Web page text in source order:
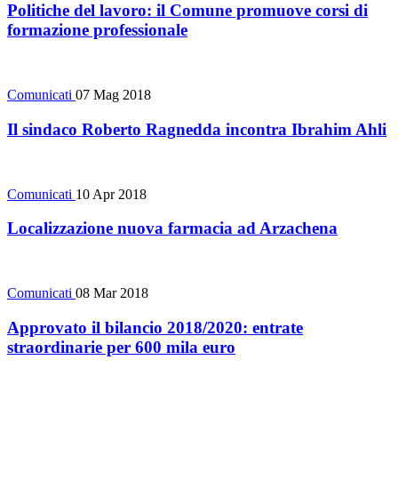
Politiche del lavoro: il Comune promuove corsi di
formazione professionale
Comunicati 07 Mag 2018
Il sindaco Roberto Ragnedda incontra Ibrahim Ahli
Comunicati 10 Apr 2018
Localizzazione nuova farmacia ad Arzachena
Comunicati 08 Mar 2018
Approvato il bilancio 2018/2020: entrate
straordinarie per 600 mila euro